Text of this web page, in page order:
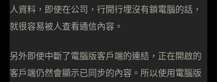
人資料，即使在公司，行開行埋沒有鎖電腦的話，
就很容易被人查看通信內容。
另外即使中斷了電腦版客戶端的連結，正在開啟的
客戶端仍然會顯示已同步的內容。所以使用電腦版